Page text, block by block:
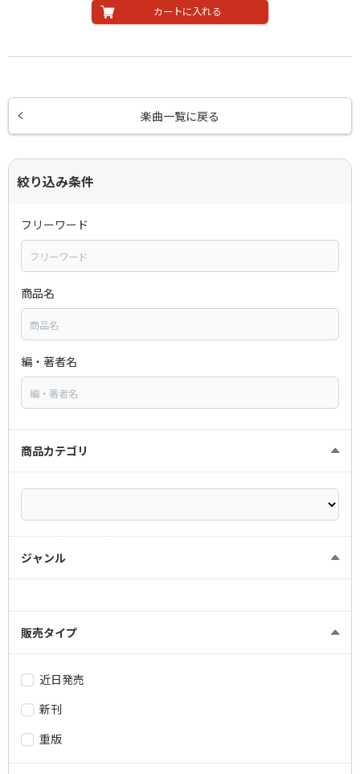
カートに入れる
楽曲一覧に戻る
絞り込み条件
フリーワード
商品名
編・著者名
商品カテゴリ
ジャンル
販売タイプ
近日発売
新刊
重版